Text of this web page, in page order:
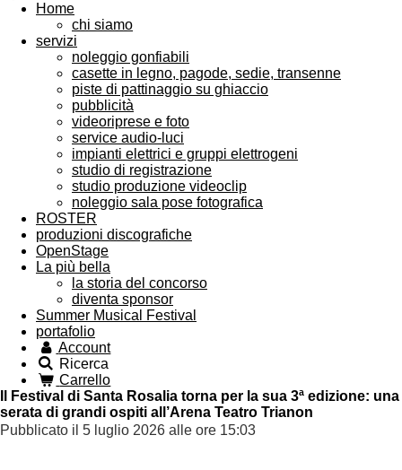
Home
chi siamo
servizi
noleggio gonfiabili
casette in legno, pagode, sedie, transenne
piste di pattinaggio su ghiaccio
pubblicità
videoriprese e foto
service audio-luci
impianti elettrici e gruppi elettrogeni
studio di registrazione
studio produzione videoclip
noleggio sala pose fotografica
ROSTER
produzioni discografiche
OpenStage
La più bella
la storia del concorso
diventa sponsor
Summer Musical Festival
portafolio
Account
Ricerca
Carrello
Il Festival di Santa Rosalia torna per la sua 3ª edizione: una
serata di grandi ospiti all’Arena Teatro Trianon
Pubblicato il 5 luglio 2026 alle ore 15:03